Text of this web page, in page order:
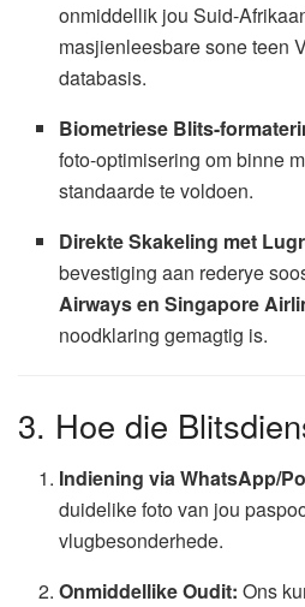
onmiddellik jou Suid-
masjienleesbare sone teen
databasis.
Biometriese Blits-
foto-optimisering om binne
standaarde te voldoen.
Direkte Skakeling met
bevestiging aan rederye
Airways en Singapore
noodklaring gemagtig is.
3. Hoe die
Indiening via WhatsApp/
duidelike foto van jou
vlugbesonderhede.
Onmiddellike Oudit: Ons